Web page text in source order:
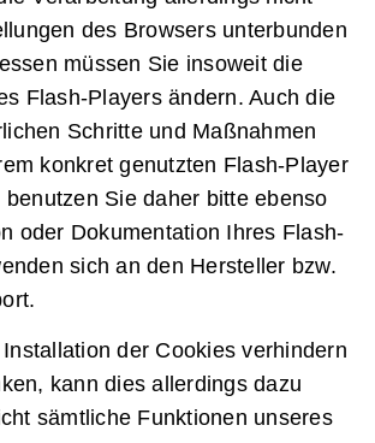
des Browsers unterbunden
müssen Sie insoweit die
Flash-Players ändern. Auch die
Schritte und Maßnahmen
konkret genutzten Flash-Player
Sie daher bitte ebenso
oder Dokumentation Ihres Flash-
sich an den Hersteller bzw.
der Cookies verhindern
kann dies allerdings dazu
sämtliche Funktionen unseres